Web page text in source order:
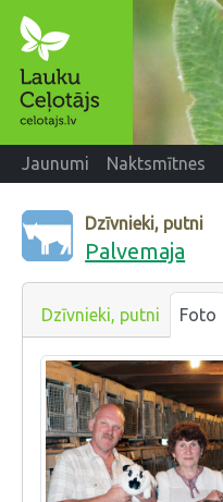
Jaunumi Naktsmītnes
Dzīvnieki, putni
Palvemaja
Dzīvnieki, putni Foto